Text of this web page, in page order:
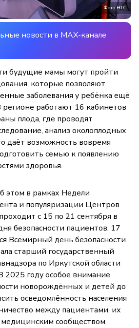
Фото НТС
новости в MAX-канале
будущие мамы могут пройти
которые позволяют
заболевания у ребёнка ещё
работают 16 кабинетов
плода, где проводят
анализ околоплодных
даёт возможность вовремя
семью к появлению
здоровья.
этом в рамках Недели
и популяризации Центров
с 15 по 21 сентября в
безопасности пациентов. 17
Всемирный день безопасности
старший государственный
по Иркутской области
2025 году особое внимание
новорождённых и детей до
осведомлённость населения
между пациентами, их
сообществом.